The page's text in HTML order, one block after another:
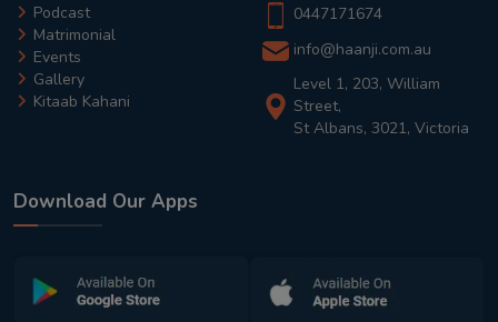
Podcast
Matrimonial
Events
Gallery
Kitaab Kahani
0447171674
info@haanji.com.au
Level 1, 203, William
Street,
St Albans, 3021, Victoria
Download Our Apps